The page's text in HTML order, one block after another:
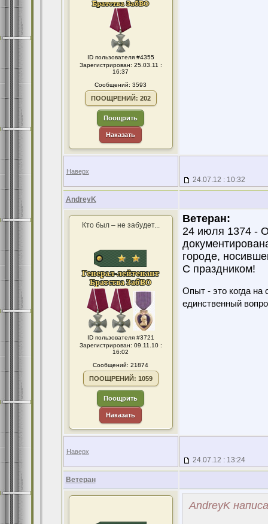
ID пользователя #4355
Зарегистрирован: 25.03.11 :
16:37
Сообщений: 3593
ПООЩРЕНИЙ: 202
Поощрить
Наказать
Наверх
24.07.12 : 10:32
AndreyK
Кто был – не забудет...
ID пользователя #3721
Зарегистрирован: 09.11.10 :
16:02
Сообщений: 21874
ПООЩРЕНИЙ: 1059
Поощрить
Наказать
Ветеран:
24 июля 1374 -
городе,
С праздником!
Опыт - это когда на
единственный
Наверх
24.07.12 : 13:24
Ветеран
AndreyK